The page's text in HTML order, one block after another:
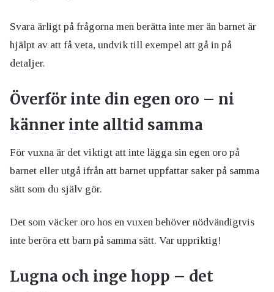
Svara ärligt på frågorna men berätta inte mer än barnet är
hjälpt av att få veta, undvik till exempel att gå in på
detaljer.
Överför inte din egen oro – ni
känner inte alltid samma
För vuxna är det viktigt att inte lägga sin egen oro på
barnet eller utgå ifrån att barnet uppfattar saker på samma
sätt som du själv gör.
Det som väcker oro hos en vuxen behöver nödvändigtvis
inte beröra ett barn på samma sätt. Var uppriktig!
Lugna och inge hopp – det